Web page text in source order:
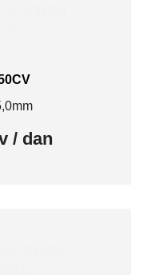
/ dan